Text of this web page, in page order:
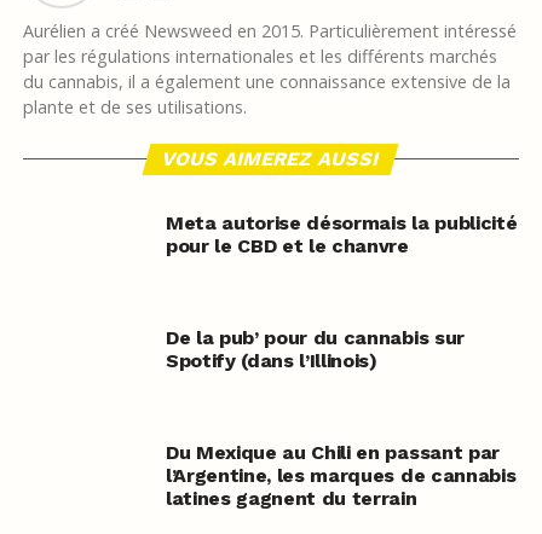
Aurélien a créé Newsweed en 2015. Particulièrement intéressé
par les régulations internationales et les différents marchés
du cannabis, il a également une connaissance extensive de la
plante et de ses utilisations.
VOUS AIMEREZ AUSSI
Meta autorise désormais la publicité
pour le CBD et le chanvre
De la pub’ pour du cannabis sur
Spotify (dans l’Illinois)
Du Mexique au Chili en passant par
l’Argentine, les marques de cannabis
latines gagnent du terrain